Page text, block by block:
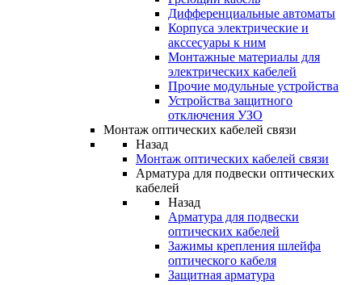
Дифференциальные автоматы
Корпуса электрические и
акссесуары к ним
Монтажные материалы для
электрических кабелей
Прочие модульные устройства
Устройства защитного
отключения УЗО
Монтаж оптических кабелей связи
Назад
Монтаж оптических кабелей связи
Арматура для подвески оптических
кабелей
Назад
Арматура для подвески
оптических кабелей
Зажимы крепления шлейфа
оптического кабеля
Защитная арматура